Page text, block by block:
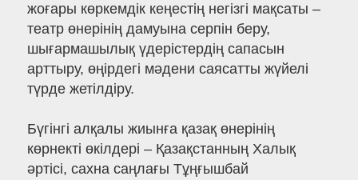
жоғары көркемдік кеңестің негізгі мақсаты –
театр өнерінің дамуына серпін беру,
шығармашылық үдерістердің сапасын
арттыру, өңірдегі мәдени саясатты жүйелі
түрде жетілдіру.
Бүгінгі алқалы жиынға қазақ өнерінің
көрнекті өкілдері – Қазақстанның Халық
әртісі, сахна саңлағы Тұңғышбай